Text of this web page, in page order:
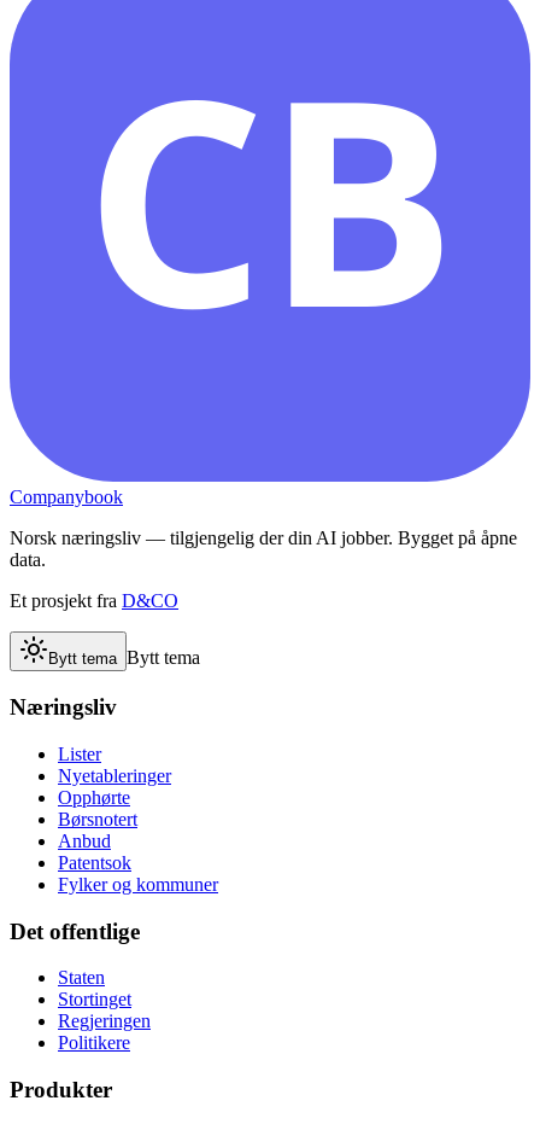
CB
Companybook
Norsk næringsliv — tilgjengelig der din AI jobber. Bygget på åpne
data.
Et prosjekt fra D&CO
Bytt tema Bytt tema
Næringsliv
Lister
Nyetableringer
Opphørte
Børsnotert
Anbud
Patentsok
Fylker og kommuner
Det offentlige
Staten
Stortinget
Regjeringen
Politikere
Produkter